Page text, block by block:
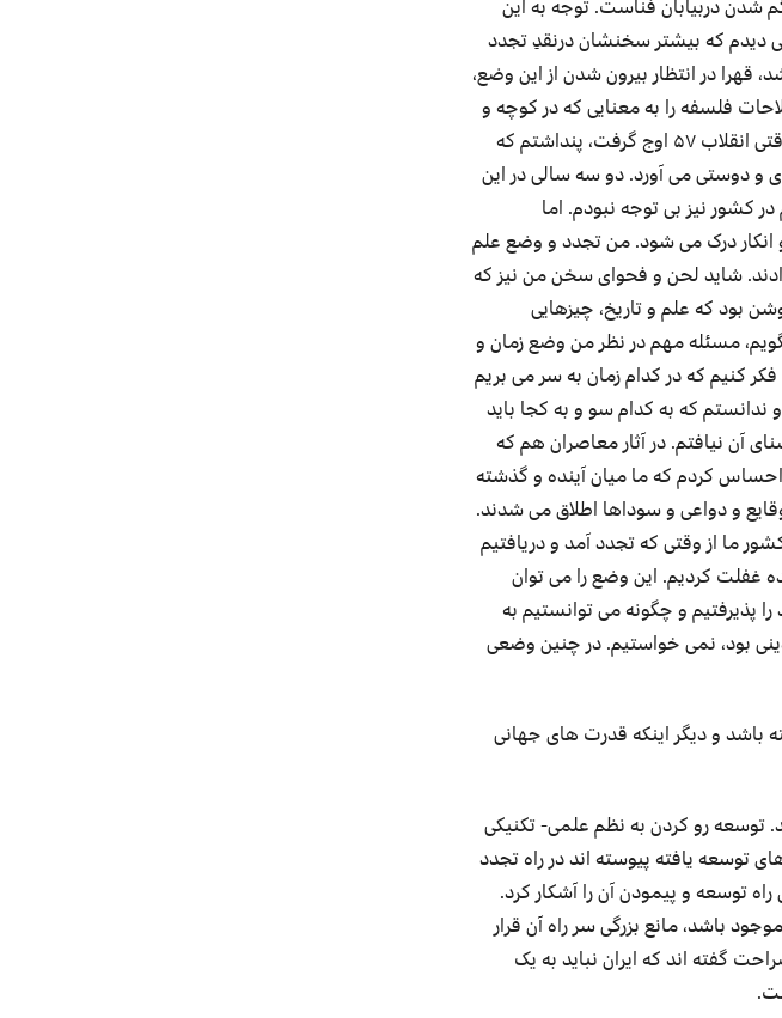
دربیابان فناست. توجه به این
دیدم که بیشتر سخنشان درنقدِ تجدد
در انتظار بیرون شدن از این وضع،
فلسفه را به معنایی که در کوچه و
بازار دارد، دریابیم. من هم پایان دوره تجدد را ملازم با آغاز قریب الوقوع عهدی دیگر دریافتم و وقتی انقلاب ۵۷ اوج گرفت، پنداشتم که
و دوستی می آورد. دو سه سالی در این
کشور نیز بی توجه نبودم. اما
انکار درک می شود. من تجدد و وضع علم
شاید لحن و فحوای سخن من نیز که
بود که علم و تاریخ، چیزهایی
مسئله مهم در نظر من وضع زمان و
کنیم که در کدام زمان به سر می بریم
که به کدام سو و به کجا باید
آن نیافتم. در آثار معاصران هم که
کردم که ما میان آینده و گذشته
و دواعی و سوداها اطلاق می شدند.
ما از وقتی که تجدد آمد و دریافتیم
غفلت کردیم. این وضع را می توان
پذیرفتیم و چگونه می توانستیم به
بود، نمی خواستیم. در چنین وضعی
باشد و دیگر اینکه قدرت های جهانی
توسعه رو کردن به نظم علمی- تکنیکی
یافته پیوسته اند در راه تجدد
توسعه و پیمودن آن را آشکار کرد.
باشد، مانع بزرگی سر راه آن قرار
گفته اند که ایران نباید به یک